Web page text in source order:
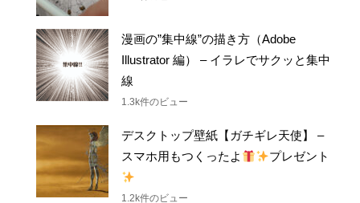
漫画の”集中線”の描き方（Adobe
Illustrator 編） – イラレでサクッと集中
線
1.3k件のビュー
デスクトップ壁紙【ガチギレ天使】 –
スマホ用もつくったよ
プレゼント
1.2k件のビュー